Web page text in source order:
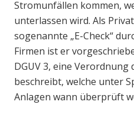
Stromunfällen kommen,
unterlassen wird. Als
sogenannte „E-Check“
Firmen ist er
DGUV 3, eine Verordnung
beschreibt, welche unter
Anlagen wann überprüft